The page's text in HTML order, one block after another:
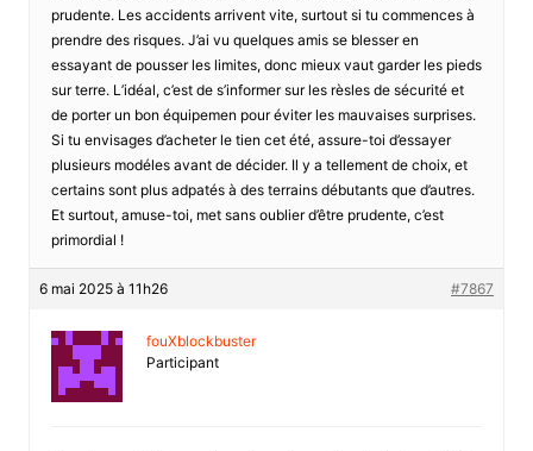
prudente. Les accidents arrivent vite, surtout si tu commences à
prendre des risques. J’ai vu quelques amis se blesser en
essayant de pousser les limites, donc mieux vaut garder les pieds
sur terre. L’idéal, c’est de s’informer sur les rèsles de sécurité et
de porter un bon équipemen pour éviter les mauvaises surprises.
Si tu envisages d’acheter le tien cet été, assure-toi d’essayer
plusieurs modéles avant de décider. Il y a tellement de choix, et
certains sont plus adpatés à des terrains débutants que d’autres.
Et surtout, amuse-toi, met sans oublier d’être prudente, c’est
primordial !
6 mai 2025 à 11h26 #7867
fouXblockbuster
Participant